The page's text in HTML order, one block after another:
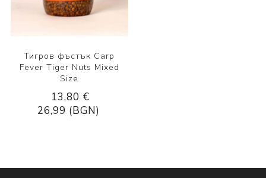
Тигров фъстък Carp
Fever Tiger Nuts Mixed
Size
13,80 €
26,99 (BGN)